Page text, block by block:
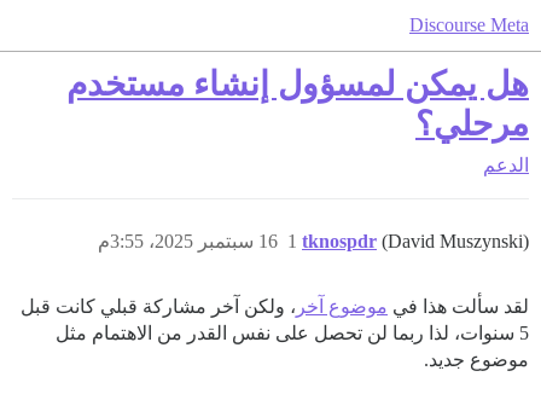
Discourse Meta
هل يمكن لمسؤول إنشاء مستخدم
مرحلي؟
الدعم
tknospdr (David Muszynski) 16 سبتمبر 2025، 3:55م 1
لقد سألت هذا في موضوع آخر ، ولكن آخر مشاركة قبلي كانت قبل
5 سنوات، لذا ربما لن تحصل على نفس القدر من الاهتمام مثل
موضوع جديد.